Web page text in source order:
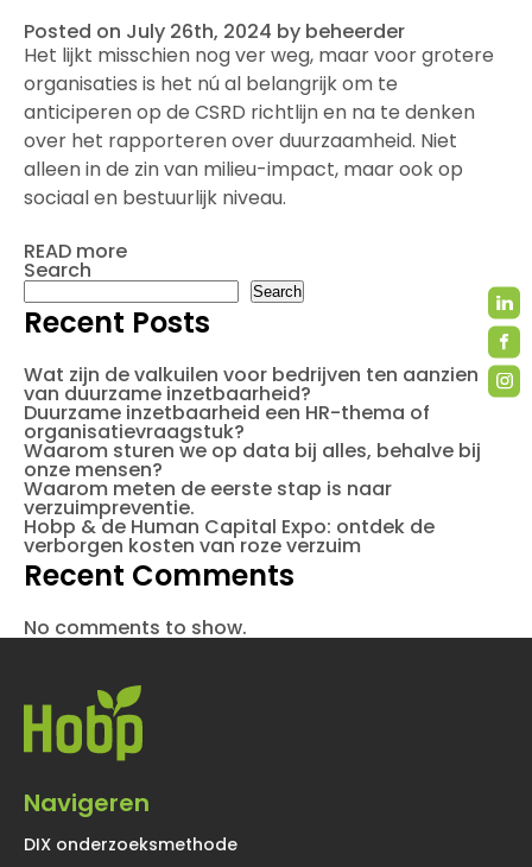
Posted on July 26th, 2024 by beheerder
Het lijkt misschien nog ver weg, maar voor grotere
organisaties is het nú al belangrijk om te
anticiperen op de CSRD richtlijn en na te denken
over het rapporteren over duurzaamheid. Niet
alleen in de zin van milieu-impact, maar ook op
sociaal en bestuurlijk niveau.
READ more
Search
Search
Recent Posts
Wat zijn de valkuilen voor bedrijven ten aanzien
van duurzame inzetbaarheid?
Duurzame inzetbaarheid een HR-thema of
organisatievraagstuk?
Waarom sturen we op data bij alles, behalve bij
onze mensen?
Waarom meten de eerste stap is naar
verzuimpreventie.
Hobp & de Human Capital Expo: ontdek de
verborgen kosten van roze verzuim
Recent Comments
No comments to show.
Navigeren
DIX onderzoeksmethode